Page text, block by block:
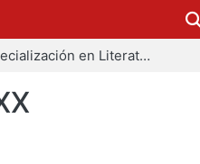
Especialización en Literatura Mexicana del Siglo XX